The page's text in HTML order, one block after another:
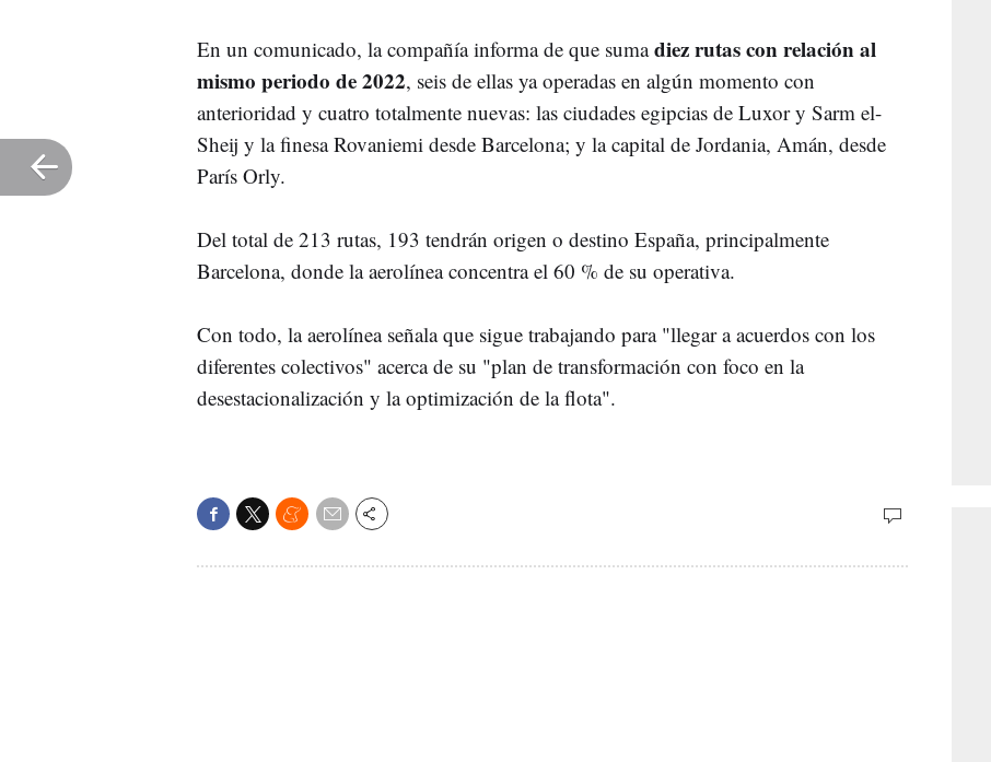
En un comunicado, la compañía informa de que sumadiez rutas con relación al
mismo periodo de 2022, seis de ellas ya operadas en algún momento con
anterioridad y cuatro totalmente nuevas: las ciudades egipcias de Luxor y Sarm el-
Sheij y la finesa Rovaniemi desde Barcelona; y la capital de Jordania, Amán, desde
París Orly.
Del total de 213 rutas, 193 tendrán origen o destino España, principalmente
Barcelona, donde la aerolínea concentra el 60 % de su operativa.
Con todo, la aerolínea señala que sigue trabajando para "llegar a acuerdos con los
diferentes colectivos" acerca de su "plan de transformación con foco en la
desestacionalización y la optimización de la flota".